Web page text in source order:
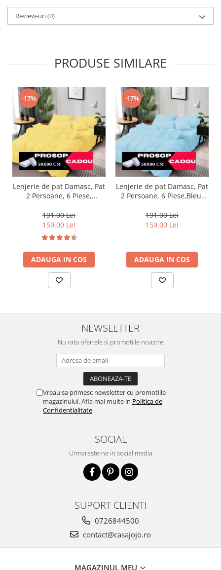
Review-uri(0)
PRODUSE SIMILARE
-17%
Lenjerie de pat Damasc, Pat
2 Persoane, 6 Piese,
191,00 Lei
159,00 Lei
ADAUGA IN COS
-17%
Lenjerie de pat Damasc, Pat
2 Persoane, 6 Piese,Bleu-
191,00 Lei
159,00 Lei
ADAUGA IN COS
NEWSLETTER
Nu rata ofertele si promotiile noastre
Vreau sa primesc newsletter cu promotiile
magazinului. Afla mai multe in Politica de
Confidentialitate
SOCIAL
Urmareste-ne in social media
SUPORT CLIENTI
0726844500
contact@casajojo.ro
MAGAZINUL MEU